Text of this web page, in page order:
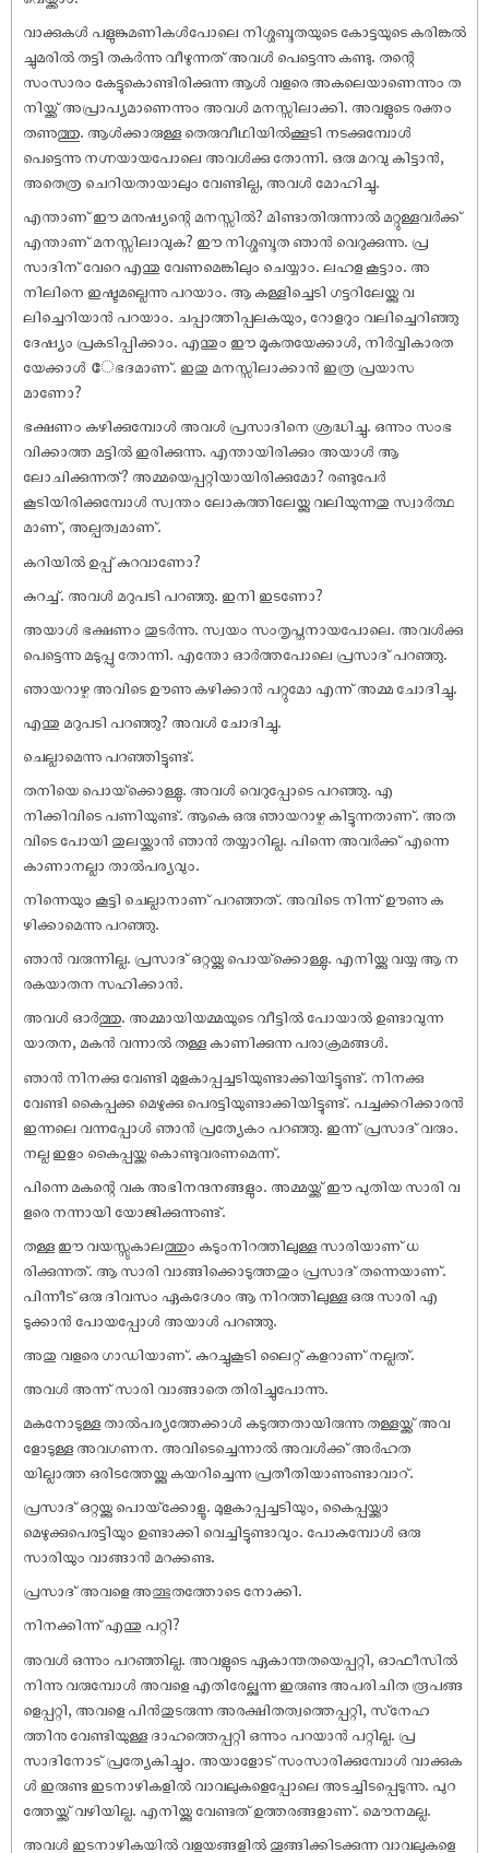
വാക്കുകൾ പളുങ്കുമണികൾപോലെ നിശ്ശബ്ദതയുടെ കോട്ടയുടെ കരിങ്കൽ
ച്ചുമരിൽ തട്ടി തകർന്നു വീഴുന്നത് അവൾ പെട്ടെന്നു കണ്ടു. തന്റെ
സംസാരം കേട്ടുകൊണ്ടിരിക്കുന്ന ആൾ വളരെ അകലെയാണെന്നും ത
നിയ്ക്ക് അപ്രാപ്യമാണെന്നും അവൾ മനസ്സിലാക്കി. അവളുടെ രക്തം
തണുത്തു. ആൾക്കാരുള്ള തെരുവീഥിയിൽക്കൂടി നടക്കുമ്പോൾ
പെട്ടെന്നു നഗ്നയായപോലെ അവൾക്കു തോന്നി. ഒരു മറവു കിട്ടാൻ,
അതെത്ര ചെറിയതായാലും വേണ്ടില്ല, അവൾ മോഹിച്ചു.
എന്താണ് ഈ മനുഷ്യന്റെ മനസ്സിൽ? മിണ്ടാതിരുന്നാൽ മറ്റുള്ളവർക്ക്
എന്താണ് മനസ്സിലാവുക? ഈ നിശ്ശബ്ദത ഞാൻ വെറുക്കുന്നു. പ്ര
സാദിന് വേറെ എന്തു വേണമെങ്കിലും ചെയ്യാം. ലഹള കൂട്ടാം. അ
നിലിനെ ഇഷ്ടമല്ലെന്നു പറയാം. ആ കള്ളിച്ചെടി ഗട്ടറിലേയ്ക്കു വ
ലിച്ചെറിയാൻ പറയാം. ചപ്പാത്തിപ്പലകയും, റോളറും വലിച്ചെറിഞ്ഞു
ദേഷ്യം പ്രകടിപ്പിക്കാം. എന്തും ഈ മൂകതയേക്കാൾ, നിർവ്വികാരത
യേക്കാൾ േഭദമാണ്. ഇതു മനസ്സിലാക്കാൻ ഇത്ര പ്രയാസ
മാണോ?
ഭക്ഷണം കഴിക്കുമ്പോൾ അവൾ പ്രസാദിനെ ശ്രദ്ധിച്ചു. ഒന്നും സംഭ
വിക്കാത്ത മട്ടിൽ ഇരിക്കുന്നു. എന്തായിരിക്കും അയാൾ ആ
ലോചിക്കുന്നത്? അമ്മയെപ്പറ്റിയായിരിക്കുമോ? രണ്ടുപേർ
കൂടിയിരിക്കുമ്പോൾ സ്വന്തം ലോകത്തിലേയ്ക്കു വലിയുന്നതു സ്വാർത്ഥ
മാണ്, അല്പത്വമാണ്.
കറിയിൽ ഉപ്പ് കുറവാണോ?
കുറച്ച്. അവൾ മറുപടി പറഞ്ഞു. ഇനി ഇടണോ?
അയാൾ ഭക്ഷണം തുടർന്നു. സ്വയം സംതൃപ്തനായപോലെ. അവൾക്കു
പെട്ടെന്നു മടുപ്പു തോന്നി. എന്തോ ഓർത്തപോലെ പ്രസാദ് പറഞ്ഞു.
ഞായറാഴ്ച അവിടെ ഊണു കഴിക്കാൻ പറ്റുമോ എന്ന് അമ്മ ചോദിച്ചു.
എന്തു മറുപടി പറഞ്ഞു? അവൾ ചോദിച്ചു.
ചെല്ലാമെന്നു പറഞ്ഞിട്ടുണ്ട്.
തനിയെ പൊയ്‌ക്കൊള്ളു. അവൾ വെറുപ്പോടെ പറഞ്ഞു. എ
നിക്കിവിടെ പണിയുണ്ട്. ആകെ ഒരു ഞായറാഴ്ച കിട്ടുന്നതാണ്. അത
വിടെ പോയി തുലയ്ക്കാൻ ഞാൻ തയ്യാറില്ല. പിന്നെ അവർക്ക് എന്നെ
കാണാനല്ലാ താൽപര്യവും.
നിന്നെയും കൂട്ടി ചെല്ലാനാണ് പറഞ്ഞത്. അവിടെ നിന്ന് ഊണു ക
ഴിക്കാമെന്നു പറഞ്ഞു.
ഞാൻ വരുന്നില്ല. പ്രസാദ് ഒറ്റയ്ക്കു പൊയ്‌ക്കൊള്ളു. എനിയ്ക്കു വയ്യ ആ ന
രകയാതന സഹിക്കാൻ.
അവൾ ഓർത്തു. അമ്മായിയമ്മയുടെ വീട്ടിൽ പോയാൽ ഉണ്ടാവുന്ന
യാതന, മകൻ വന്നാൽ തള്ള കാണിക്കുന്ന പരാക്രമങ്ങൾ.
ഞാൻ നിനക്കു വേണ്ടി മുളകാപ്പച്ചടിയുണ്ടാക്കിയിട്ടുണ്ട്. നിനക്കു
വേണ്ടി കൈപ്പക്ക മെഴുക്കു പെരട്ടിയുണ്ടാക്കിയിട്ടുണ്ട്. പച്ചക്കറിക്കാരൻ
ഇന്നലെ വന്നപ്പോൾ ഞാൻ പ്രത്യേകം പറഞ്ഞു. ഇന്ന് പ്രസാദ് വരും.
നല്ല ഇളം കൈപ്പയ്ക്ക കൊണ്ടുവരണമെന്ന്.
പിന്നെ മകന്റെ വക അഭിനന്ദനങ്ങളും. അമ്മയ്ക്ക് ഈ പുതിയ സാരി വ
ളരെ നന്നായി യോജിക്കുന്നുണ്ട്.
തള്ള ഈ വയസ്സുകാലത്തും കടുംനിറത്തിലുള്ള സാരിയാണ് ധ
രിക്കുന്നത്. ആ സാരി വാങ്ങിക്കൊടുത്തതും പ്രസാദ് തന്നെയാണ്.
പിന്നീട് ഒരു ദിവസം ഏകദേശം ആ നിറത്തിലുള്ള ഒരു സാരി എ
ടുക്കാൻ പോയപ്പോൾ അയാൾ പറഞ്ഞു.
അതു വളരെ ഗാഡിയാണ്. കുറച്ചുകൂടി ലൈറ്റ് കളറാണ് നല്ലത്.
അവൾ അന്ന് സാരി വാങ്ങാതെ തിരിച്ചുപോന്നു.
മകനോടുള്ള താൽപര്യത്തേക്കാൾ കടുത്തതായിരുന്നു തള്ളയ്ക്ക് അവ
ളോടുള്ള അവഗണന. അവിടെച്ചെന്നാൽ അവൾക്ക് അർഹത
യില്ലാത്ത ഒരിടത്തേയ്ക്കു കയറിച്ചെന്ന പ്രതീതിയാണുണ്ടാവാറ്.
പ്രസാദ് ഒറ്റയ്ക്കു പൊയ്‌ക്കോളൂ. മുളകാപ്പച്ചടിയും, കൈപ്പയ്ക്കാ
മെഴുക്കുപെരട്ടിയും ഉണ്ടാക്കി വെച്ചിട്ടുണ്ടാവും. പോകുമ്പോൾ ഒരു
സാരിയും വാങ്ങാൻ മറക്കണ്ട.
പ്രസാദ് അവളെ അത്ഭുതത്തോടെ നോക്കി.
നിനക്കിന്ന് എന്തു പറ്റി?
അവൾ ഒന്നും പറഞ്ഞില്ല. അവളുടെ ഏകാന്തതയെപ്പറ്റി, ഓഫീസിൽ
നിന്നു വരുമ്പോൾ അവളെ എതിരേല്ക്കുന്ന ഇരുണ്ട അപരിചിത രൂപങ്ങ
ളെപ്പറ്റി, അവളെ പിൻതുടരുന്ന അരക്ഷിതത്വത്തെപ്പറ്റി, സ്‌നേഹ
ത്തിനു വേണ്ടിയുള്ള ദാഹത്തെപ്പറ്റി ഒന്നും പറയാൻ പറ്റില്ല. പ്ര
സാദിനോട് പ്രത്യേകിച്ചും. അയാളോട് സംസാരിക്കുമ്പോൾ വാക്കുക
ൾ ഇരുണ്ട ഇടനാഴികളിൽ വാവലുകളെപ്പോലെ അടച്ചിടപ്പെടുന്നു. പുറ
ത്തേയ്ക്ക് വഴിയില്ല. എനിയ്ക്കു വേണ്ടത് ഉത്തരങ്ങളാണ്. മൌനമല്ല.
അവൾ ഇടനാഴികയിൽ വളയങ്ങളിൽ തൂങ്ങിക്കിടക്കുന്ന വാവലുകളെ